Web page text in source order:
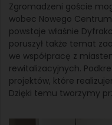
Zgromadzeni goście
wobec Nowego
powstaje właśnie
poruszył także temat
we współpracę z
rewitalizacyjnych.
projektów, które
Dzięki temu tworzymy